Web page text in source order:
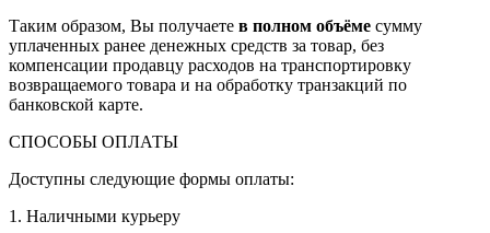
Таким образом, Вы получаете в полном объёме сумму
уплаченных ранее денежных средств за товар, без
компенсации продавцу расходов на транспортировку
возвращаемого товара и на обработку транзакций по
банковской карте.
СПОСОБЫ ОПЛАТЫ
Доступны следующие формы оплаты:
1. Наличными курьеру